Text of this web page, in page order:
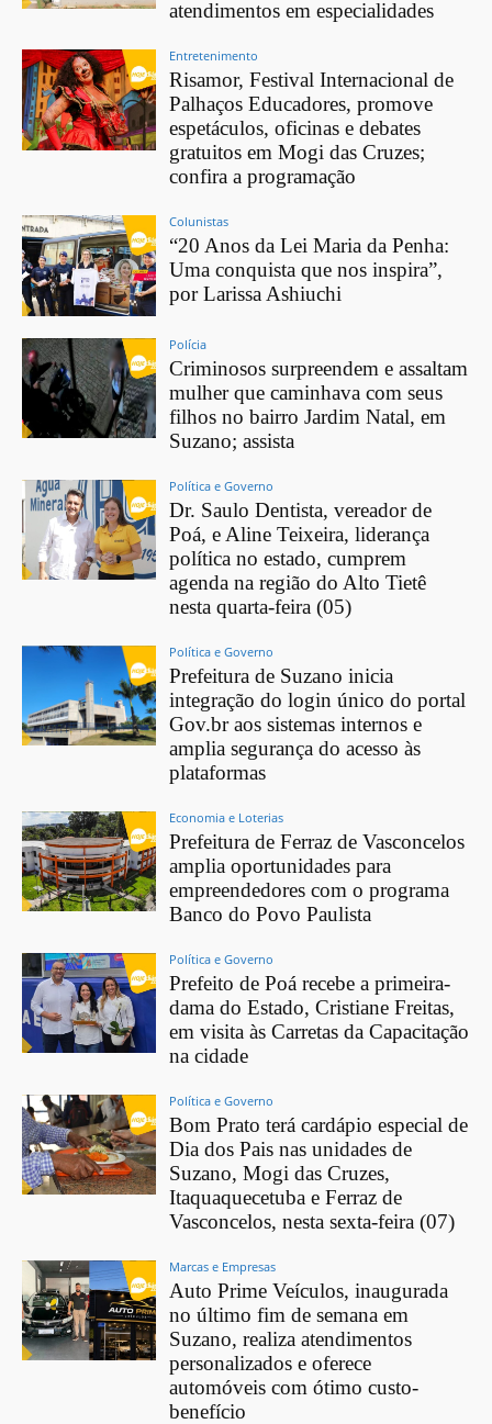
atendimentos em especialidades
Entretenimento
Risamor, Festival Internacional de
Palhaços Educadores, promove
espetáculos, oficinas e debates
gratuitos em Mogi das Cruzes;
confira a programação
Colunistas
“20 Anos da Lei Maria da Penha:
Uma conquista que nos inspira”,
por Larissa Ashiuchi
Polícia
Criminosos surpreendem e assaltam
mulher que caminhava com seus
filhos no bairro Jardim Natal, em
Suzano; assista
Política e Governo
Dr. Saulo Dentista, vereador de
Poá, e Aline Teixeira, liderança
política no estado, cumprem
agenda na região do Alto Tietê
nesta quarta-feira (05)
Política e Governo
Prefeitura de Suzano inicia
integração do login único do portal
Gov.br aos sistemas internos e
amplia segurança do acesso às
plataformas
Economia e Loterias
Prefeitura de Ferraz de Vasconcelos
amplia oportunidades para
empreendedores com o programa
Banco do Povo Paulista
Política e Governo
Prefeito de Poá recebe a primeira-
dama do Estado, Cristiane Freitas,
em visita às Carretas da Capacitação
na cidade
Política e Governo
Bom Prato terá cardápio especial de
Dia dos Pais nas unidades de
Suzano, Mogi das Cruzes,
Itaquaquecetuba e Ferraz de
Vasconcelos, nesta sexta-feira (07)
Marcas e Empresas
Auto Prime Veículos, inaugurada
no último fim de semana em
Suzano, realiza atendimentos
personalizados e oferece
automóveis com ótimo custo-
benefício